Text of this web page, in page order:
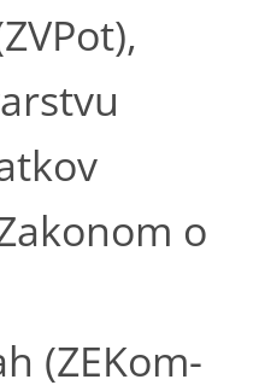
o
(ZEKom-